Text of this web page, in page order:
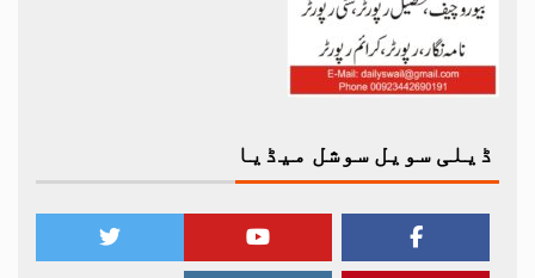
ڈیلی سویل سوشل میڈیا